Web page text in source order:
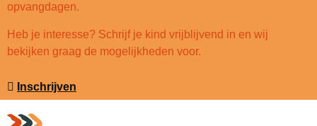
opvangdagen.
Heb je interesse? Schrijf je kind vrijblijvend in en wij
bekijken graag de mogelijkheden voor.
Inschrijven